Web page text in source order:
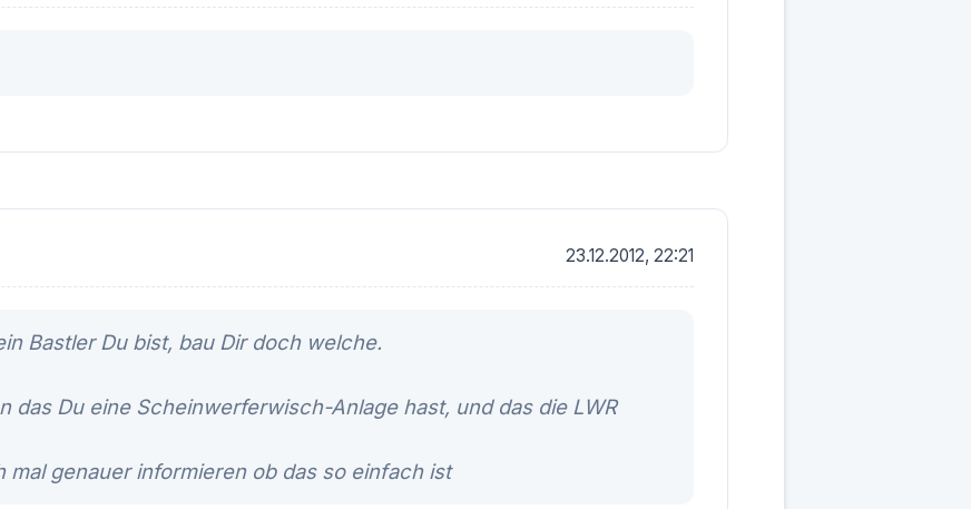
23.12.2012, 22:21
Bastler Du bist, bau Dir doch welche.
das Du eine Scheinwerferwisch-Anlage hast, und das die LWR
mal genauer informieren ob das so einfach ist